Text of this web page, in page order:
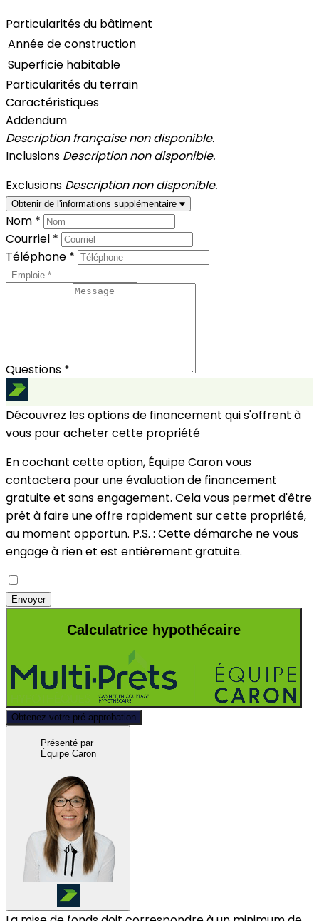
Particularités du bâtiment
Année de construction
Superficie habitable
Particularités du terrain
Caractéristiques
Addendum
Description française non disponible.
Inclusions Description non disponible.
Exclusions Description non disponible.
Obtenir de l'informations supplémentaire
Nom *
Courriel *
Téléphone *
Questions *
Découvrez les options de financement qui s'offrent à
vous pour acheter cette propriété
En cochant cette option, Équipe Caron vous
contactera pour une évaluation de financement
gratuite et sans engagement. Cela vous permet d'être
prêt à faire une offre rapidement sur cette propriété,
au moment opportun. P.S. : Cette démarche ne vous
engage à rien et est entièrement gratuite.
Envoyer
Calculatrice hypothécaire
Obtenez votre pré-approbation
Présenté par
Équipe Caron